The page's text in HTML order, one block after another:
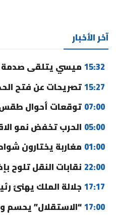
آخر الأخبار
15:32 ميسي يتلقى
15:27تصريحات عن فتح الحدود
07:00 توقعات أحوال
05:00 الحرب تخفض نمو
01:00 مغاربة يختارون
22:00 نقابات النقل تلوح
17:17 جلالة الملك يهنئ
17:00“الاستقلال” يحسم